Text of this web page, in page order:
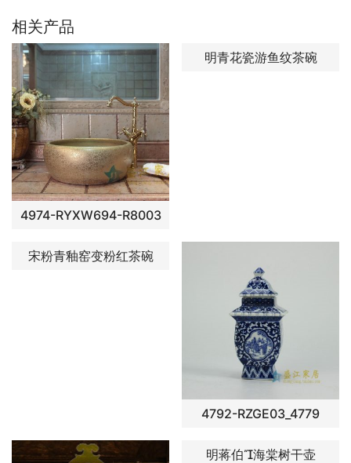
相关产品
4974-RYXW694-R8003
明青花瓷游鱼纹茶碗
宋粉青釉窑变粉红茶碗
4792-RZGE03_4779
明蒋伯海棠树干壶